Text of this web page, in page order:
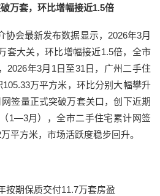
万套，环比增幅接近1.5倍
协会最新发布数据显示，2026年3月
套大关，环比增幅接近1.5倍，全市
2026年3月1日至31日，广州二手住
万平方米，环比分别大幅攀升
签量正式突破万套关口，创下近期
1—3月），全市二手住宅累计网签
平方米，市场活跃度稳步回升。
按期保质交付11.7万套房盈